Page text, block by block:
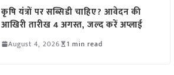
कृषि यंत्रों पर सब्सिडी चाहिए? आवेदन की
आखिरी तारीख 4 अगस्त, जल्द करें अप्लाई
August 4, 2026 1 min read